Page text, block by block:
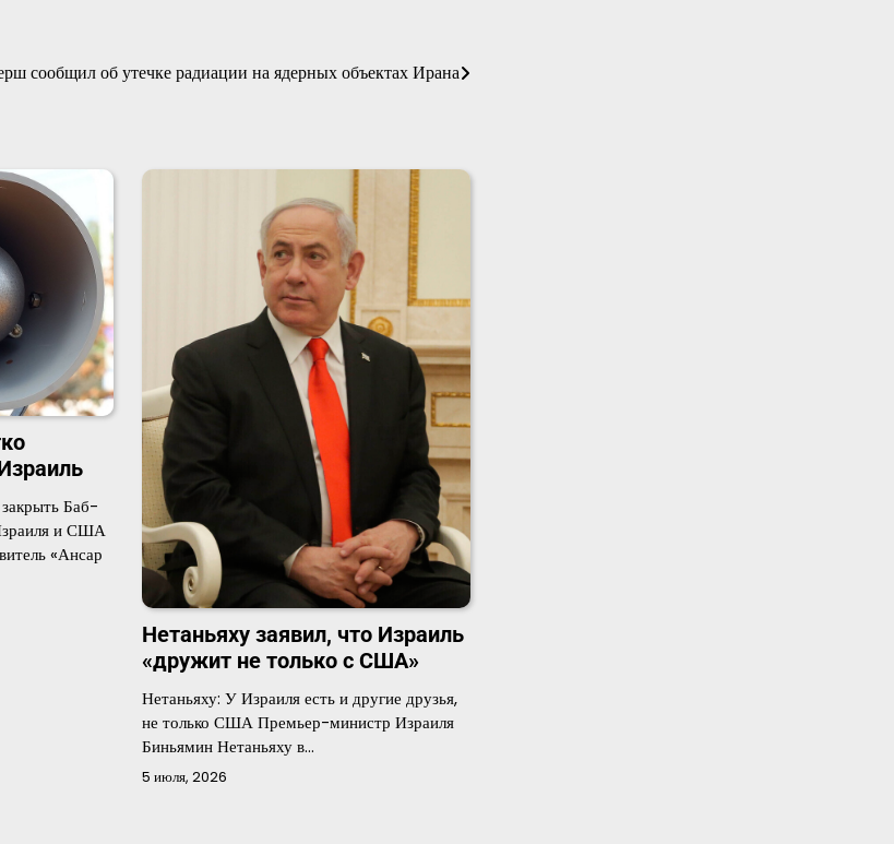
сообщил об утечке радиации на ядерных объектах Ирана
Баб-
и США
«Ансар
Нетаньяху заявил, что Израиль
«дружит не только с США»
Нетаньяху: У Израиля есть и другие друзья,
не только США Премьер-министр Израиля
Биньямин Нетаньяху в…
5 июля, 2026